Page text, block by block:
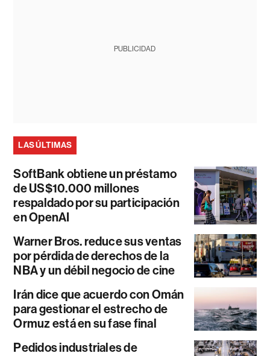
PUBLICIDAD
LAS ÚLTIMAS
SoftBank obtiene un préstamo
de US$10.000 millones
respaldado por su participación
en OpenAI
Warner Bros. reduce sus ventas
por pérdida de derechos de la
NBA y un débil negocio de cine
Irán dice que acuerdo con Omán
para gestionar el estrecho de
Ormuz está en su fase final
Pedidos industriales de